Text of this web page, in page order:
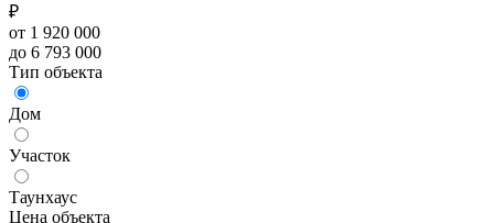
₽
от 1 920 000
до 6 793 000
Тип объекта
Дом
Участок
Таунхаус
Цена объекта